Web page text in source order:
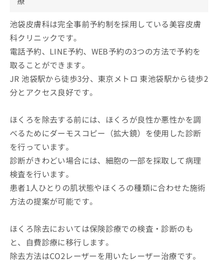
池袋皮膚科は完全事前予約制を採用している美容皮膚
科クリニックです。
電話予約、LINE予約、WEB予約の3つの方法で予約を
取ることができます。
JR 池袋駅から徒歩3分、東京メトロ 東池袋駅から徒歩2
分とアクセス良好です。
ほくろを除去する前には、ほくろが良性か悪性かを調
べるためにダーモスコピー（拡大鏡）を使用した診断
を行っています。
診断がきわどい場合には、細胞の一部を採取して病理
検査を行います。
患者1人ひとりの肌状態やほくろの種類に合わせた施術
方法の提案が可能です。
ほくろ除去においては保険診療での検査・診断のも
と、自費診療に移行します。
除去方法はCO2レーザーを用いたレーザー治療です。